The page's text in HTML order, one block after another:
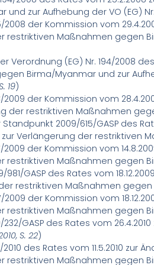
und zur Aufhebung der VO (EG)
2008 der Kommission vom
restriktiven Maßnahmen gegen
Verordnung (EG) Nr. 194/2008
Birma/Myanmar und zur
19)
2009 der Kommission vom
der restriktiven Maßnahmen
2009/615/GASP des
zur Verlängerung der restriktiven
2009 der Kommission vom
restriktiven Maßnahmen gegen
981/GASP des Rates vom
restriktiven Maßnahmen
2009 der Kommission vom
restriktiven Maßnahmen gegen
232/GASP des Rates vom
S. 22)
2010 des Rates vom 11.5.2010
restriktiven Maßnahmen gegen